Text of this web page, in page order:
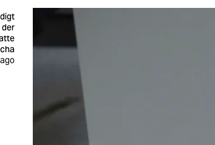
der